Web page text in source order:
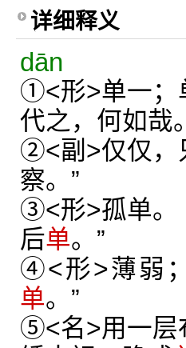
详细释义
dān
①<形>单一；
代之，何如哉
②<副>仅仅，
察。”
③<形>孤单。
后单。”
④<形>薄弱
单。”
⑤<名>用一层